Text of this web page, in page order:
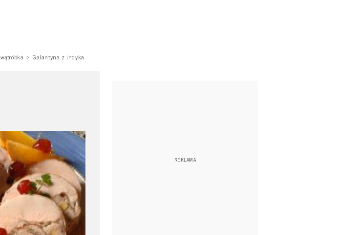
wątróbka Galantyna z indyka